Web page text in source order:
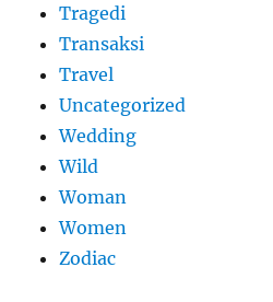
Tragedi
Transaksi
Travel
Uncategorized
Wedding
Wild
Woman
Women
Zodiac